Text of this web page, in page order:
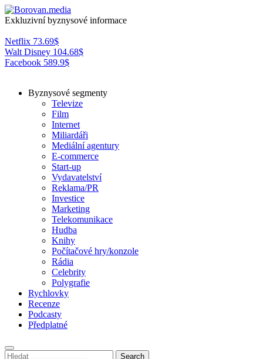
Exkluzivní byznysové informace
Netflix 73.69$
Walt Disney 104.68$
Facebook 589.9$
Byznysové segmenty
Televize
Film
Internet
Miliardáři
Mediální agentury
E-commerce
Start-up
Vydavatelství
Reklama/PR
Investice
Marketing
Telekomunikace
Hudba
Knihy
Počítačové hry/konzole
Rádia
Celebrity
Polygrafie
Rychlovky
Recenze
Podcasty
Předplatné